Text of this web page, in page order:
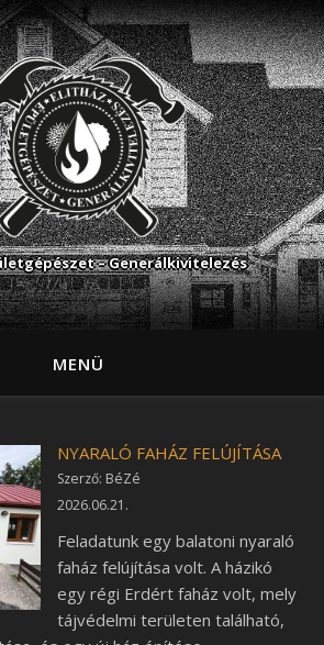
– Generálkivitelezés
MENÜ
NYARALÓ FAHÁZ FELÚJÍTÁSA
Szerző: BéZé
2026.06.21.
Feladatunk egy balatoni nyaraló
faház felújítása volt. A házikó
egy régi Erdért faház volt, mely
tájvédelmi területen található,